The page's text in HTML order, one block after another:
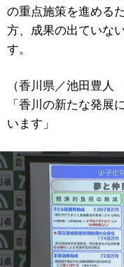
の重点施策を進める
方、成果の出ていな
す。
（香川県／池田豊人
「香川の新たな発展
います」